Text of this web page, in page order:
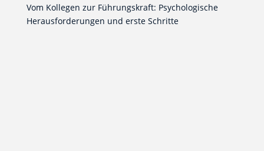
Vom Kollegen zur Führungskraft: Psychologische
Herausforderungen und erste Schritte